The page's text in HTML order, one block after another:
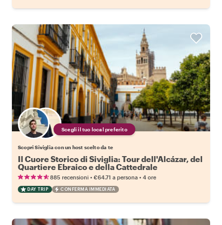
Scegli il tuo local preferito
Scopri Siviglia con un host scelto da te
Il Cuore Storico di Siviglia: Tour dell'Alcázar, del
Quartiere Ebraico e della Cattedrale
885 recensioni • €64.71 a persona • 4 ore
DAY TRIP CONFERMA IMMEDIATA